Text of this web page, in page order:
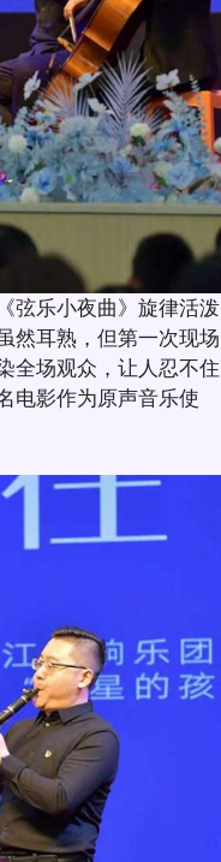
弦乐小夜曲》旋律活泼
然耳熟，但第一次现场
全场观众，让人忍不住
电影作为原声音乐使